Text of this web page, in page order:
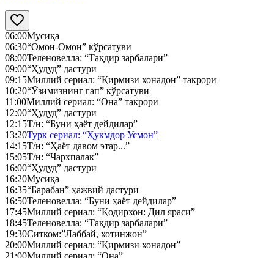
06:00Мусиқа
06:30“Омон-Омон” кўрсатуви
08:00Теленовелла: “Тақдир зарбалари”
09:00“Ҳудуд” дастури
09:15Миллий сериал: “Қирмизи хонадон” такрори
10:20“Ўзимизнинг гап” кўрсатуви
11:00Миллий сериал: “Она” такрори
12:00“Ҳудуд” дастури
12:15Т/н: “Буни ҳаёт дейдилар”
13:20Турк сериал: “Ҳукмдор Усмон”
14:15Т/н: “Ҳаёт давом этар...”
15:05Т/н: “Чархпалак”
16:00“Ҳудуд” дастури
16:20Мусиқа
16:35“Барабан” ҳажвий дастури
16:50Теленовелла: “Буни ҳаёт дейдилар”
17:45Миллий сериал: “Қодирхон: Дил яраси”
18:45Теленовелла: “Тақдир зарбалари”
19:30Ситком:”Лаббай, хотинжон”
20:00Миллий сериал: “Қирмизи хонадон”